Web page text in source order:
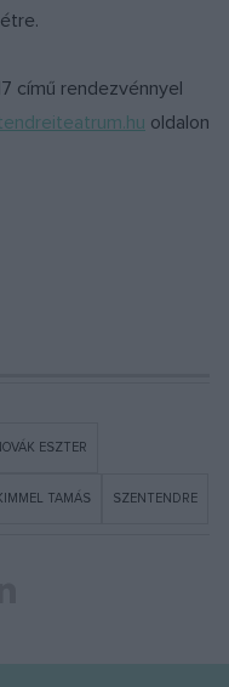
című rendezvénnyel
oldalon
ESZTER
TAMÁS SZENTENDRE